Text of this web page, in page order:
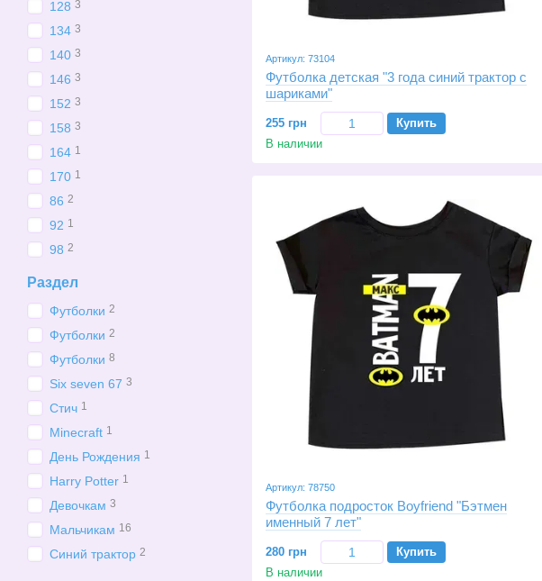
Артикул: 73104
Футболка детская "3 года синий трактор с
шариками"
255 грн
Купить
В наличии
Артикул: 78750
Футболка подросток Boyfriend "Бэтмен
именный 7 лет"
280 грн
Купить
В наличии
128 3
134 3
140 3
146 3
152 3
158 3
164 1
170 1
86 2
92 1
98 2
Раздел
Футболки 2
Футболки 2
Футболки 8
Six seven 67 3
Стич 1
Minecraft 1
День Рождения 1
Harry Potter 1
Девочкам 3
Мальчикам 16
Синий трактор 2